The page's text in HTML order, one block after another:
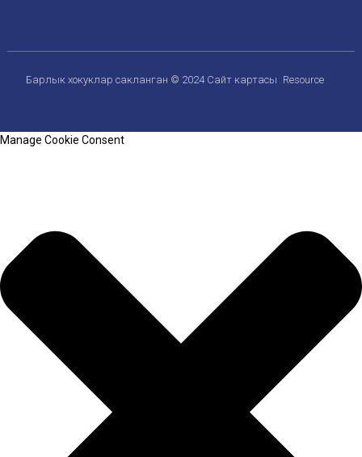
Барлык хокуклар сакланган © 2024 Сайт картасы Resource
Manage Cookie Consent